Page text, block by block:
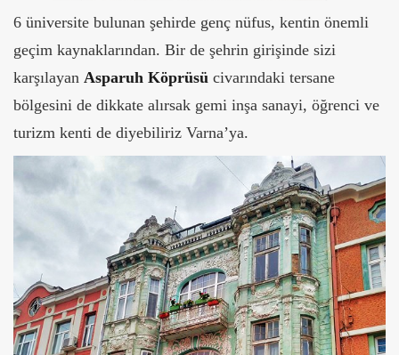
6 üniversite bulunan şehirde genç nüfus, kentin önemli
geçim kaynaklarından. Bir de şehrin girişinde sizi
karşılayan Asparuh Köprüsü civarındaki tersane
bölgesini de dikkate alırsak gemi inşa sanayi, öğrenci ve
turizm kenti de diyebiliriz Varna’ya.